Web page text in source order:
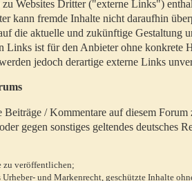
Websites Dritter ("externe Links")
kann fremde Inhalte nicht daraufhin
die aktuelle und zukünftige Gestaltung
Links ist für den Anbieter ohne konkrete
jedoch derartige externe Links
/ Kommentare auf diesem
gegen sonstiges geltendes deutsches
zu veröffentlichen;
und Markenrecht, geschützte Inhalte